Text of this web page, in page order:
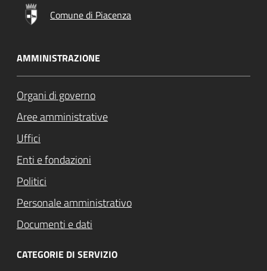
Comune di Piacenza
AMMINISTRAZIONE
Organi di governo
Aree amministrative
Uffici
Enti e fondazioni
Politici
Personale amministrativo
Documenti e dati
CATEGORIE DI SERVIZIO